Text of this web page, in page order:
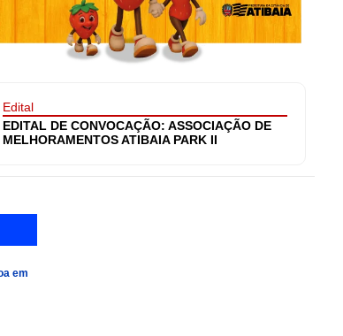
Edital
EDITAL DE CONVOCAÇÃO: ASSOCIAÇÃO DE
MELHORAMENTOS ATIBAIA PARK II
em